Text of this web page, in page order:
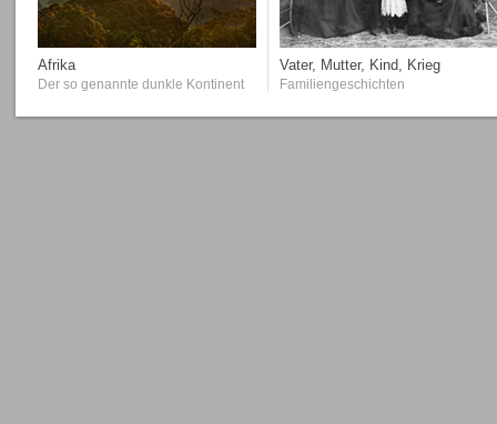
Afrika
Der so genannte dunkle Kontinent
Vater, Mutter, Kind, Krieg
Familiengeschichten